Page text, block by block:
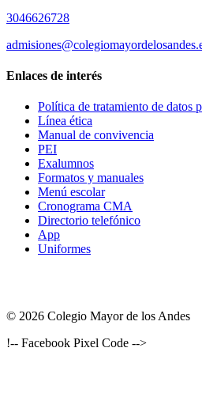
3046626728
Enlaces de interés
Política de tratamiento de datos
Línea ética
Manual de convivencia
PEI
Exalumnos
Formatos y manuales
Menú escolar
Cronograma CMA
Directorio telefónico
App
Uniformes
© 2026 Colegio Mayor de los Andes
!-- Facebook Pixel Code -->